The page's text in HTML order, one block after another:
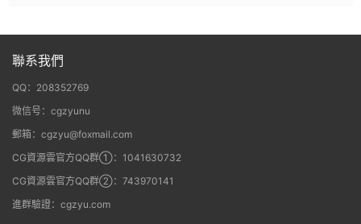
聯系我們
QQ：208352769
微信号：cgzyunu
郵箱：cgzyu@foxmail.com
CG資源雲官方QQ群①：1041630732
CG資源雲官方QQ群②：743970141
進群驗證：cgzyu.com